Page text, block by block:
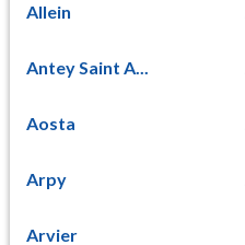
Allein
Antey Saint A...
Aosta
Arpy
Arvier